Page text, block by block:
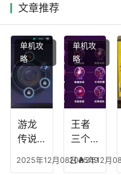
文章推荐
游龙
传说
2025年12月08日 319
单机攻
略
王者
三个
加
2025年12月
单机攻
略